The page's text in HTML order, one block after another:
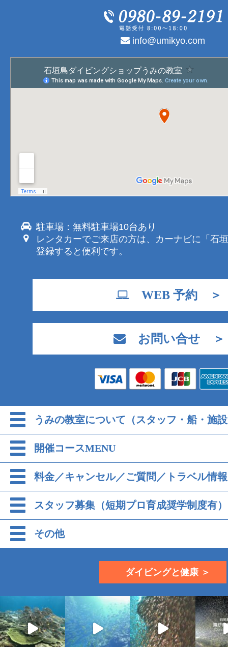
info@umikyo.com
駐車場：無料駐車場10台あり
レンタカーでご来店の方は、カーナビに「石
登録すると便利です。
WEB 予約 ＞
お問い合せ ＞
うみの教室について（スタッフ・船・施
開催コースMENU
料金／キャンセル／ご質問／トラベル情報
スタッフ募集（短期プロ育成奨学制度有）
その他
ダイビングと健康 ＞